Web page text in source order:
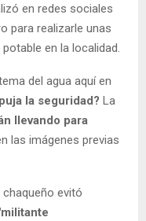
en redes sociales
para realizarle unas
en la localidad.
del agua aquí en
la seguridad? La
llevando para
las imágenes previas
chaqueño evitó